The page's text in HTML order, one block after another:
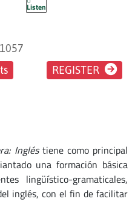
Listen
REGISTER
Ingléstiene como principal
una formación básica
lingüístico-gramaticales,
inglés, con el fin de facilitar